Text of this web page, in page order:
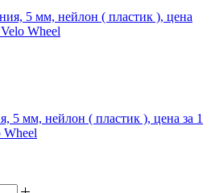
5 мм, нейлон ( пластик ), цена за 1
Wheel